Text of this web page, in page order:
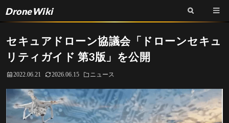
DroneWiki
セキュアドローン協議会「ドローンセキュ
リティガイド 第3版」を公開
2022.06.21 2026.06.15 ニュース